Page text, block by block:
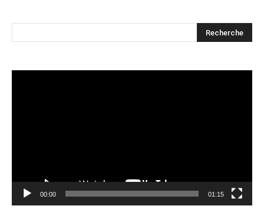
00:00 01:15